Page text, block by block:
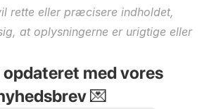
rette eller præcisere indholdet,
at oplysningerne er urigtige eller
med vores
💌